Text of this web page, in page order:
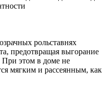
рольставнях
предотвращая выгорание
этом в доме не
мягким и рассеянным, как